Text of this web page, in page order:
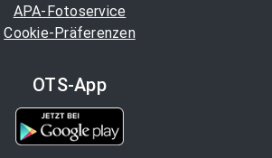
APA-Fotoservice
Cookie-Präferenzen
OTS-App